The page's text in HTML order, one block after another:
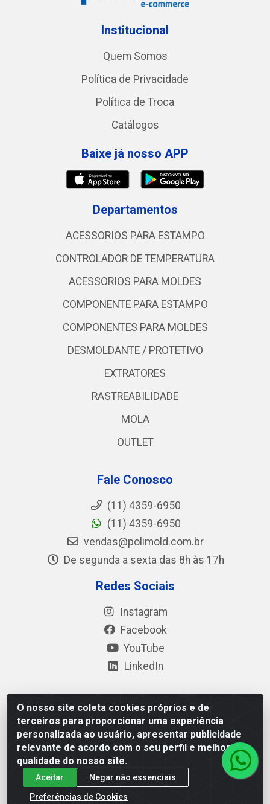
O nosso site coleta cookies próprios e de
terceiros para proporcionar uma experiência
personalizada ao usuário, apresentar publicidade
relevante de acordo com o seu perfil e melhorar a
qualidade do nosso site.
Aceitar
Negar não essenciais
Preferências de Cookies
Institucional
Quem Somos
Política de Privacidade
Política de Troca
Catálogos
Baixe já nosso APP
Departamentos
ACESSORIOS PARA ESTAMPO
CONTROLADOR DE TEMPERATURA
ACESSORIOS PARA MOLDES
COMPONENTE PARA ESTAMPO
COMPONENTES PARA MOLDES
DESMOLDANTE / PROTETIVO
EXTRATORES
RASTREABILIDADE
MOLA
OUTLET
Fale Conosco
(11) 4359-6950
(11) 4359-6950
vendas@polimold.com.br
De segunda a sexta das 8h às 17h
Redes Sociais
Instagram
Facebook
YouTube
LinkedIn
Polimold Industrial Ltda - Estrada dos Casa, 4585 – São
Bernardo do Campo / SP – CEP: 09.840-000 - CNPJ
44.106.466/0001-41